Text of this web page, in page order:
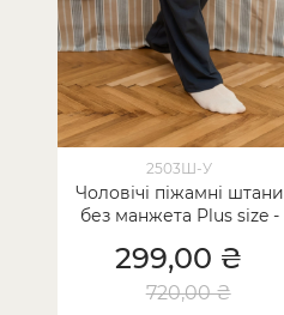
2503Ш-У
Чоловічі піжамні штани
без манжета Plus size -
299,00 ₴
720,00 ₴